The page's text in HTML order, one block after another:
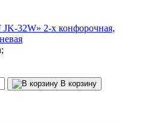
32W» 2-х конфорочная,
В корзину